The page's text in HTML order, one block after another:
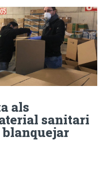
als
sanitari
blanquejar